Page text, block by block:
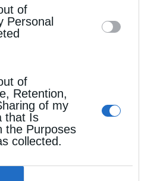
third parties.
of
Personal
of
Retention,
of my
that Is
the Purposes
collected.
την Υπεραγία Θεοτόκο